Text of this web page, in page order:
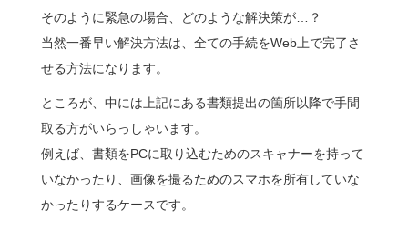
そのように緊急の場合、どのような解決策が…？
当然一番早い解決方法は、全ての手続をWeb上で完了さ
せる方法になります。
ところが、中には上記にある書類提出の箇所以降で手間
取る方がいらっしゃいます。
例えば、書類をPCに取り込むためのスキャナーを持って
いなかったり、画像を撮るためのスマホを所有していな
かったりするケースです。